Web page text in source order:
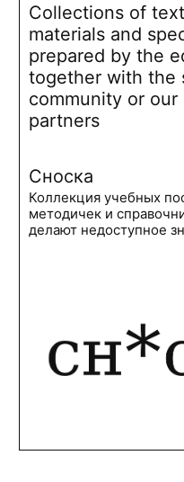
Collections of
materials and
prepared by the
together with the
community or
partners
Сноска
Коллекция учебных
методичек и
делают недоступное